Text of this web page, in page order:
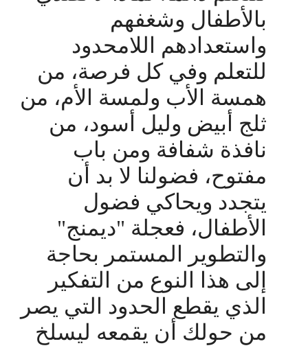
بالأطفال وشغفهم
واستعدادهم اللامحدود
للتعلم وفي كل فرصة، من
همسة الأب ولمسة الأم، من
ثلج أبيض وليل أسود، من
نافذة شفافة ومن باب
مفتوح، فضولنا لا بد أن
يتجدد ويحاكي فضول
الأطفال، فعجلة "ديمنج"
والتطوير المستمر بحاجة
إلى هذا النوع من التفكير
الذي يقطع الحدود التي يصر
من حولك أن يقمعه ليسلخ